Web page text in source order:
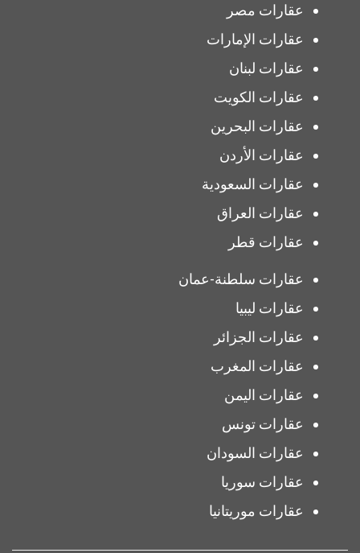
عقارات مصر
عقارات الإمارات
عقارات لبنان
عقارات الكويت
عقارات البحرين
عقارات الأردن
عقارات السعودية
عقارات العراق
عقارات قطر
عقارات سلطنة-عمان
عقارات ليبيا
عقارات الجزائر
عقارات المغرب
عقارات اليمن
عقارات تونس
عقارات السودان
عقارات سوريا
عقارات موريتانيا